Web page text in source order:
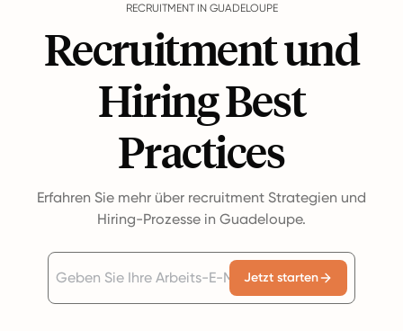
RECRUITMENT IN GUADELOUPE
Recruitment und
Hiring Best
Practices
Erfahren Sie mehr über recruitment Strategien und
Hiring-Prozesse in Guadeloupe.
Jetzt starten